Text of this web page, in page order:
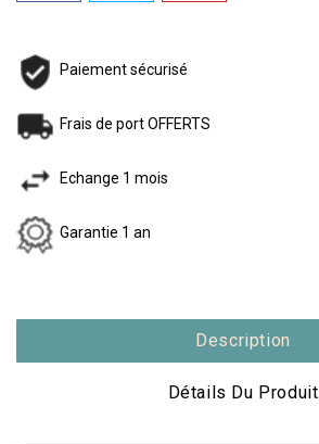
Paiement sécurisé
Frais de port OFFERTS
Echange 1 mois
Garantie 1 an
Description
Détails Du Produit